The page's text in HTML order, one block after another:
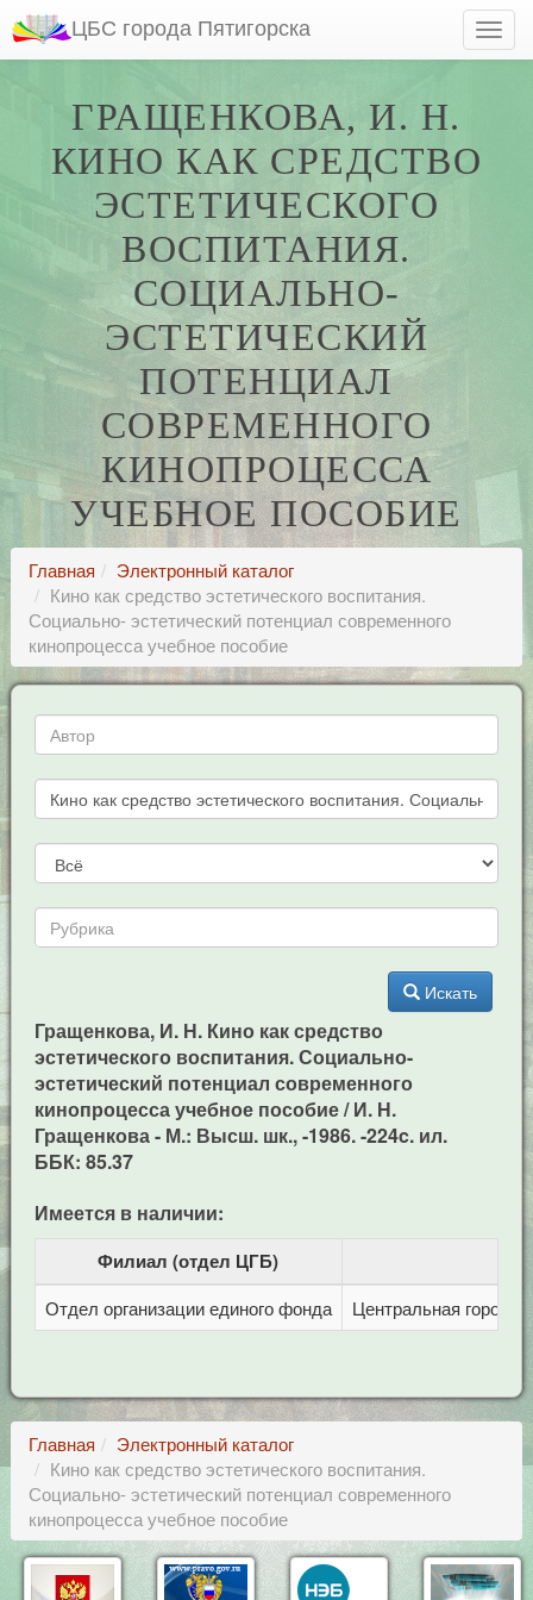
ЦБС города Пятигорска
ГРАЩЕНКОВА, И. Н.
КИНО КАК СРЕДСТВО
ЭСТЕТИЧЕСКОГО
ВОСПИТАНИЯ.
СОЦИАЛЬНО-
ЭСТЕТИЧЕСКИЙ
ПОТЕНЦИАЛ
СОВРЕМЕННОГО
КИНОПРОЦЕССА
УЧЕБНОЕ ПОСОБИЕ
Главная
Электронный каталог
Кино как средство эстетического воспитания.
Социально- эстетический потенциал современного
кинопроцесса учебное пособие
Искать
Гращенкова, И. Н. Кино как средство
эстетического воспитания. Социально-
эстетический потенциал современного
кинопроцесса учебное пособие / И. Н.
Гращенкова - М.: Высш. шк., -1986. -224c. ил.
ББК: 85.37
Имеется в наличии:
Филиал (отдел ЦГБ)
Отдел организации единого фонда Центральная
Главная
Электронный каталог
Кино как средство эстетического воспитания.
Социально- эстетический потенциал современного
кинопроцесса учебное пособие